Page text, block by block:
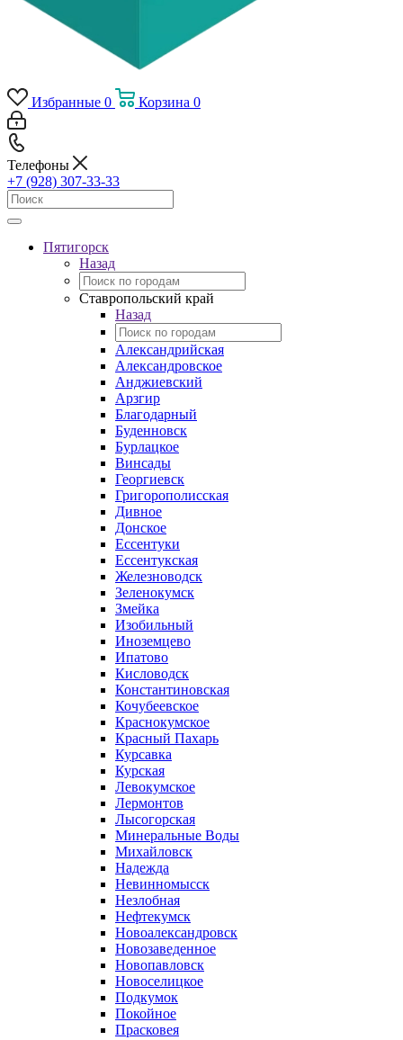
Избранные 0 Корзина 0
Телефоны
+7 (928) 307-33-33
Пятигорск
Назад
Ставропольский край
Назад
Александрийская
Александровское
Анджиевский
Арзгир
Благодарный
Буденновск
Бурлацкое
Винсады
Георгиевск
Григорополисская
Дивное
Донское
Ессентуки
Ессентукская
Железноводск
Зеленокумск
Змейка
Изобильный
Иноземцево
Ипатово
Кисловодск
Константиновская
Кочубеевское
Краснокумское
Красный Пахарь
Курсавка
Курская
Левокумское
Лермонтов
Лысогорская
Минеральные Воды
Михайловск
Надежда
Невинномысск
Незлобная
Нефтекумск
Новоалександровск
Новозаведенное
Новопавловск
Новоселицкое
Подкумок
Покойное
Прасковея